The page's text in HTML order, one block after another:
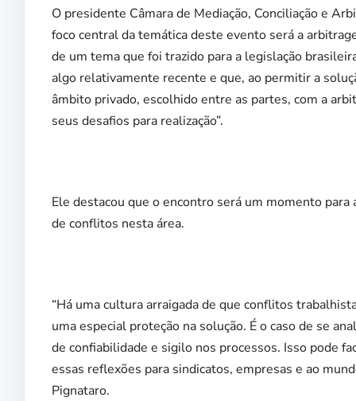
O presidente Câmara de Mediação, Conciliação e
foco central da temática deste evento será a
de um tema que foi trazido para a legislação
algo relativamente recente e que, ao permitir a
âmbito privado, escolhido entre as partes, com a
seus desafios para realização”.
Ele destacou que o encontro será um momento
de conflitos nesta área.
“Há uma cultura arraigada de que conflitos
uma especial proteção na solução. É o caso de se
de confiabilidade e sigilo nos processos. Isso pode
essas reflexões para sindicatos, empresas e ao
Pignataro.